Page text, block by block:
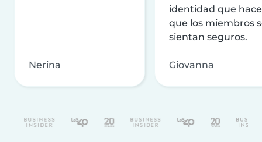
Nerina
identidad que
que los miembros
sientan seguros.
Giovanna